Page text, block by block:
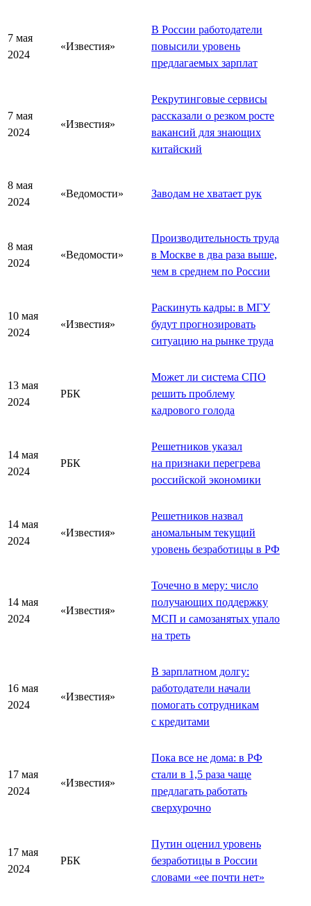
7 мая
2024
«Известия»
В России работодатели
повысили уровень
предлагаемых зарплат
7 мая
2024
«Известия»
Рекрутинговые сервисы
рассказали о резком росте
вакансий для знающих
китайский
8 мая
2024
«Ведомости» Заводам не хватает рук
8 мая
2024
«Ведомости»
Производительность труда
в Москве в два раза выше,
чем в среднем по России
10 мая
2024
«Известия»
Раскинуть кадры: в МГУ
будут прогнозировать
ситуацию на рынке труда
13 мая
2024
РБК
Может ли система СПО
решить проблему
кадрового голода
14 мая
2024
РБК
Решетников указал
на признаки перегрева
российской экономики
14 мая
2024
«Известия»
Решетников назвал
аномальным текущий
уровень безработицы в РФ
14 мая
2024
«Известия»
Точечно в меру: число
получающих поддержку
МСП и самозанятых упало
на треть
16 мая
2024
«Известия»
В зарплатном долгу:
работодатели начали
помогать сотрудникам
с кредитами
17 мая
2024
«Известия»
Пока все не дома: в РФ
стали в 1,5 раза чаще
предлагать работать
сверхурочно
17 мая
2024
РБК
Путин оценил уровень
безработицы в России
словами «ее почти нет»